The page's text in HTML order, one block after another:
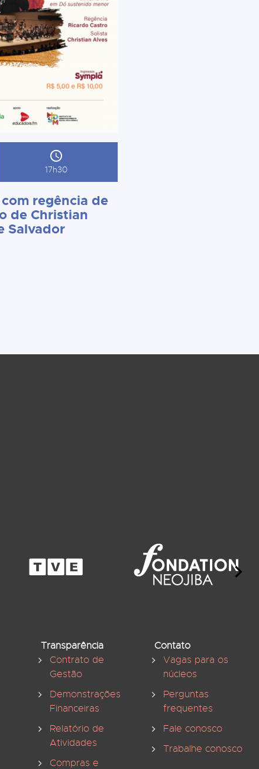
17h30
regência de
de Christian
Salvador
Transparência
Contrato de
Gestão
Demonstrações
Financeiras
Relatório de
Atividades
Compras e
Contato
Vagas para os
núcleos
Perguntas
frequentes
Fale conosco
Trabalhe conosco